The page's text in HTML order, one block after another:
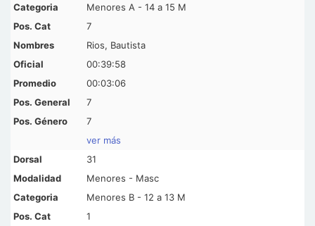
Menores A - 14 a 15 M
7
Rios, Bautista
00:39:58
00:03:06
7
7
ver más
31
Menores - Masc
Menores B - 12 a 13 M
1